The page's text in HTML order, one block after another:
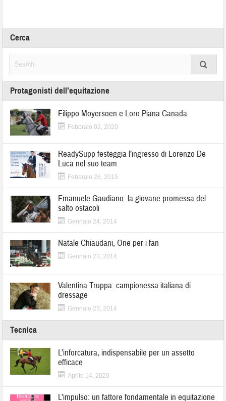
Cerca
Protagonisti dell’equitazione
Filippo Moyersoen e Loro Piana Canada
Febbraio 02, 2020
ReadySupp festeggia l’ingresso di Lorenzo De
Luca nel suo team
Febbraio 26, 2015
Emanuele Gaudiano: la giovane promessa del
salto ostacoli
Gennaio 24, 2014
Natale Chiaudani, One per i fan
Gennaio 23, 2014
Valentina Truppa: campionessa italiana di
dressage
Gennaio 23, 2014
Tecnica
L’inforcatura, indispensabile per un assetto
efficace
Aprile 14, 2020
L’impulso: un fattore fondamentale in equitazione